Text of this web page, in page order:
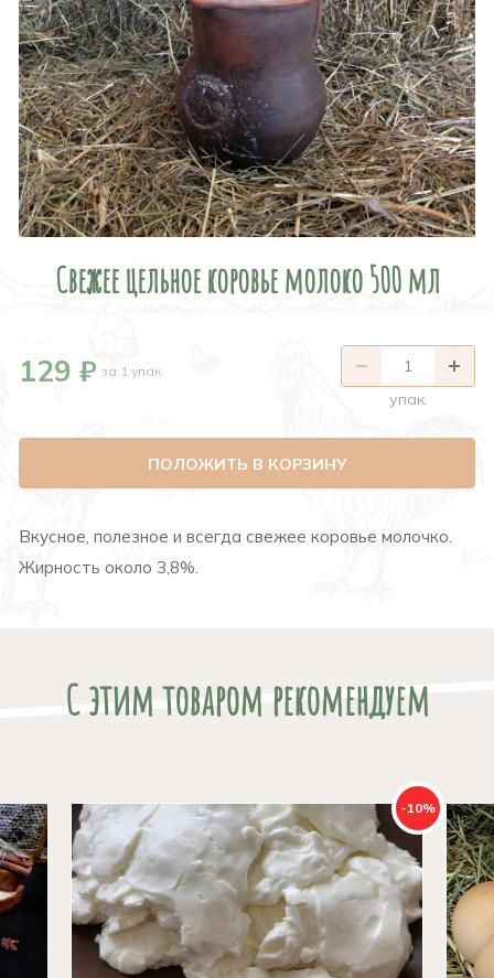
Свежее цельное коровье молоко 500 мл
129 ₽ за 1 упак.
упак.
ПОЛОЖИТЬ В КОРЗИНУ
Вкусное, полезное и всегда свежее коровье молочко.
Жирность около 3,8%.
С этим товаром рекомендуем
-10%